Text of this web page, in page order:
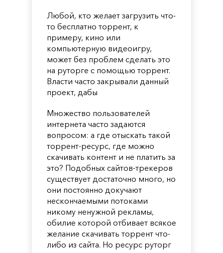
Любой, кто желает загрузить что-
то бесплатно торрент, к
примеру, кино или
компьютерную видеоигру,
может без проблем сделать это
на руторге с помощью торрент.
Власти часто закрывали данный
проект, дабы
Множество пользователей
интернета часто задаются
вопросом: а где отыскать такой
торрент-ресурс, где можно
скачивать контент и не платить за
это? Подобных сайтов-трекеров
существует достаточно много, но
они постоянно докучают
нескончаемыми потоками
никому ненужной рекламы,
обилие которой отбивает всякое
желание скачивать торрент что-
либо из сайта. Но ресурс руторг